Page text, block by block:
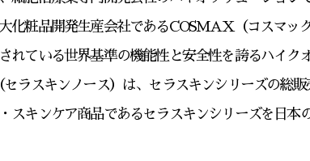
化粧品開発生産会社であるCOSMAX（コスマッ
れている世界基準の機能性と安全性を誇るハイク
スキンノース）は、セラスキンシリーズの総販
スキンケア商品であるセラスキンシリーズを日本